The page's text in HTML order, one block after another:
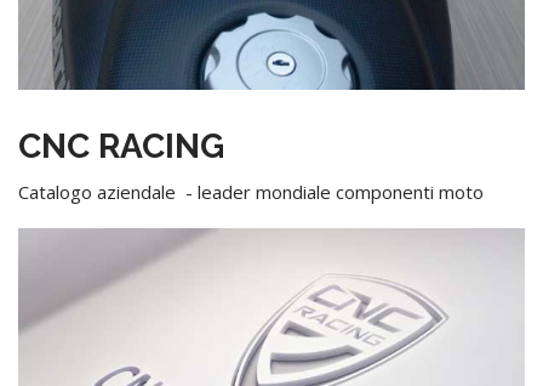
CNC RACING
Catalogo aziendale - leader mondiale componenti moto